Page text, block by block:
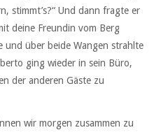
stimmt’s?“ Und dann fragte er
deine Freundin vom Berg
und über beide Wangen strahlte
ging wieder in sein Büro,
der anderen Gäste zu
wir morgen zusammen zu